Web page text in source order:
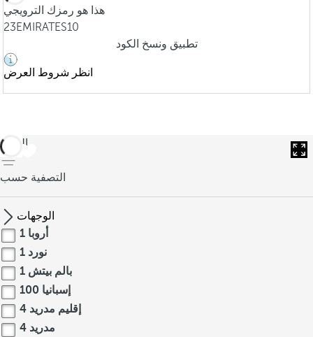
هذا هو رمزك الترويجي
23EMIRATES10
تطبيق ونسخ الكود
انظر شروط العرض
العودة
التصفية حسب
الوجهات
أروبا 1
نورد 1
بالم بيتش 1
إسبانيا 100
إقليم مدريد 4
مدريد 4